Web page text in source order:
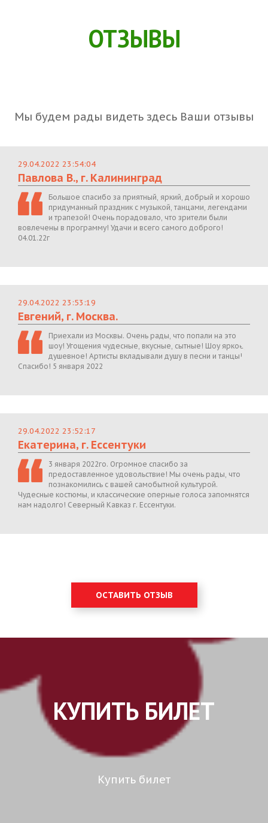
ОТЗЫВЫ
Мы будем рады видеть здесь Ваши отзывы
29.04.2022 23:54:04
Павлова В., г. Калининград
Большое спасибо за приятный, яркий, добрый и хорошо
придуманный праздник с музыкой, танцами, легендами
и трапезой! Очень порадовало, что зрители были
вовлечены в программу! Удачи и всего самого доброго!
04.01.22г
29.04.2022 23:53:19
Евгений, г. Москва.
Приехали из Москвы. Очень рады, что попали на это
шоу! Угощения чудесные, вкусные, сытные! Шоу яркое,
душевное! Артисты вкладывали душу в песни и танцы!
Спасибо! 5 января 2022
29.04.2022 23:52:17
Екатерина, г. Ессентуки
3 января 2022го. Огромное спасибо за
предоставленное удовольствие! Мы очень рады, что
познакомились с вашей самобытной культурой.
Чудесные костюмы, и классические оперные голоса запомнятся
нам надолго! Северный Кавказ г. Ессентуки.
ОСТАВИТЬ ОТЗЫВ
КУПИТЬ БИЛЕТ
Купить билет